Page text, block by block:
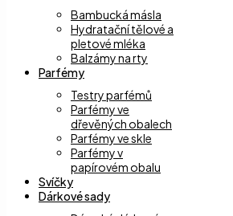
Bambucká másla
Hydratační tělové a
pletové mléka
Balzámy na rty
Parfémy
Testry parfémů
Parfémy ve
dřevěných obalech
Parfémy ve skle
Parfémy v
papírovém obalu
Svíčky
Dárkové sady